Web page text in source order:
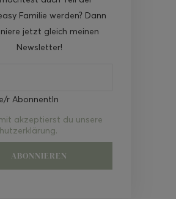
Familie werden? Dann
jetzt gleich meinen
Newsletter!
r AbonnentIn
akzeptierst du unsere